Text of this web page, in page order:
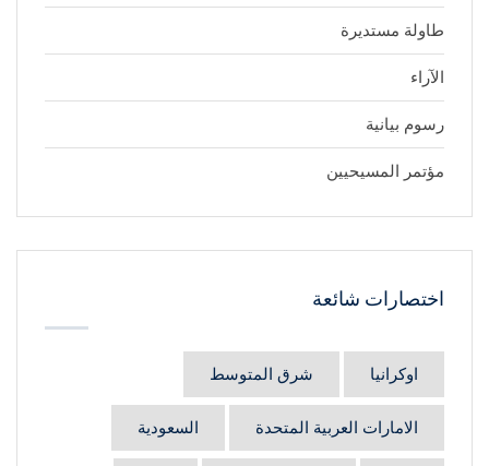
طاولة مستديرة
الآراء
رسوم بيانية
مؤتمر المسيحيين
اختصارات شائعة
اوكرانيا شرق المتوسط
الامارات العربية المتحدة السعودية